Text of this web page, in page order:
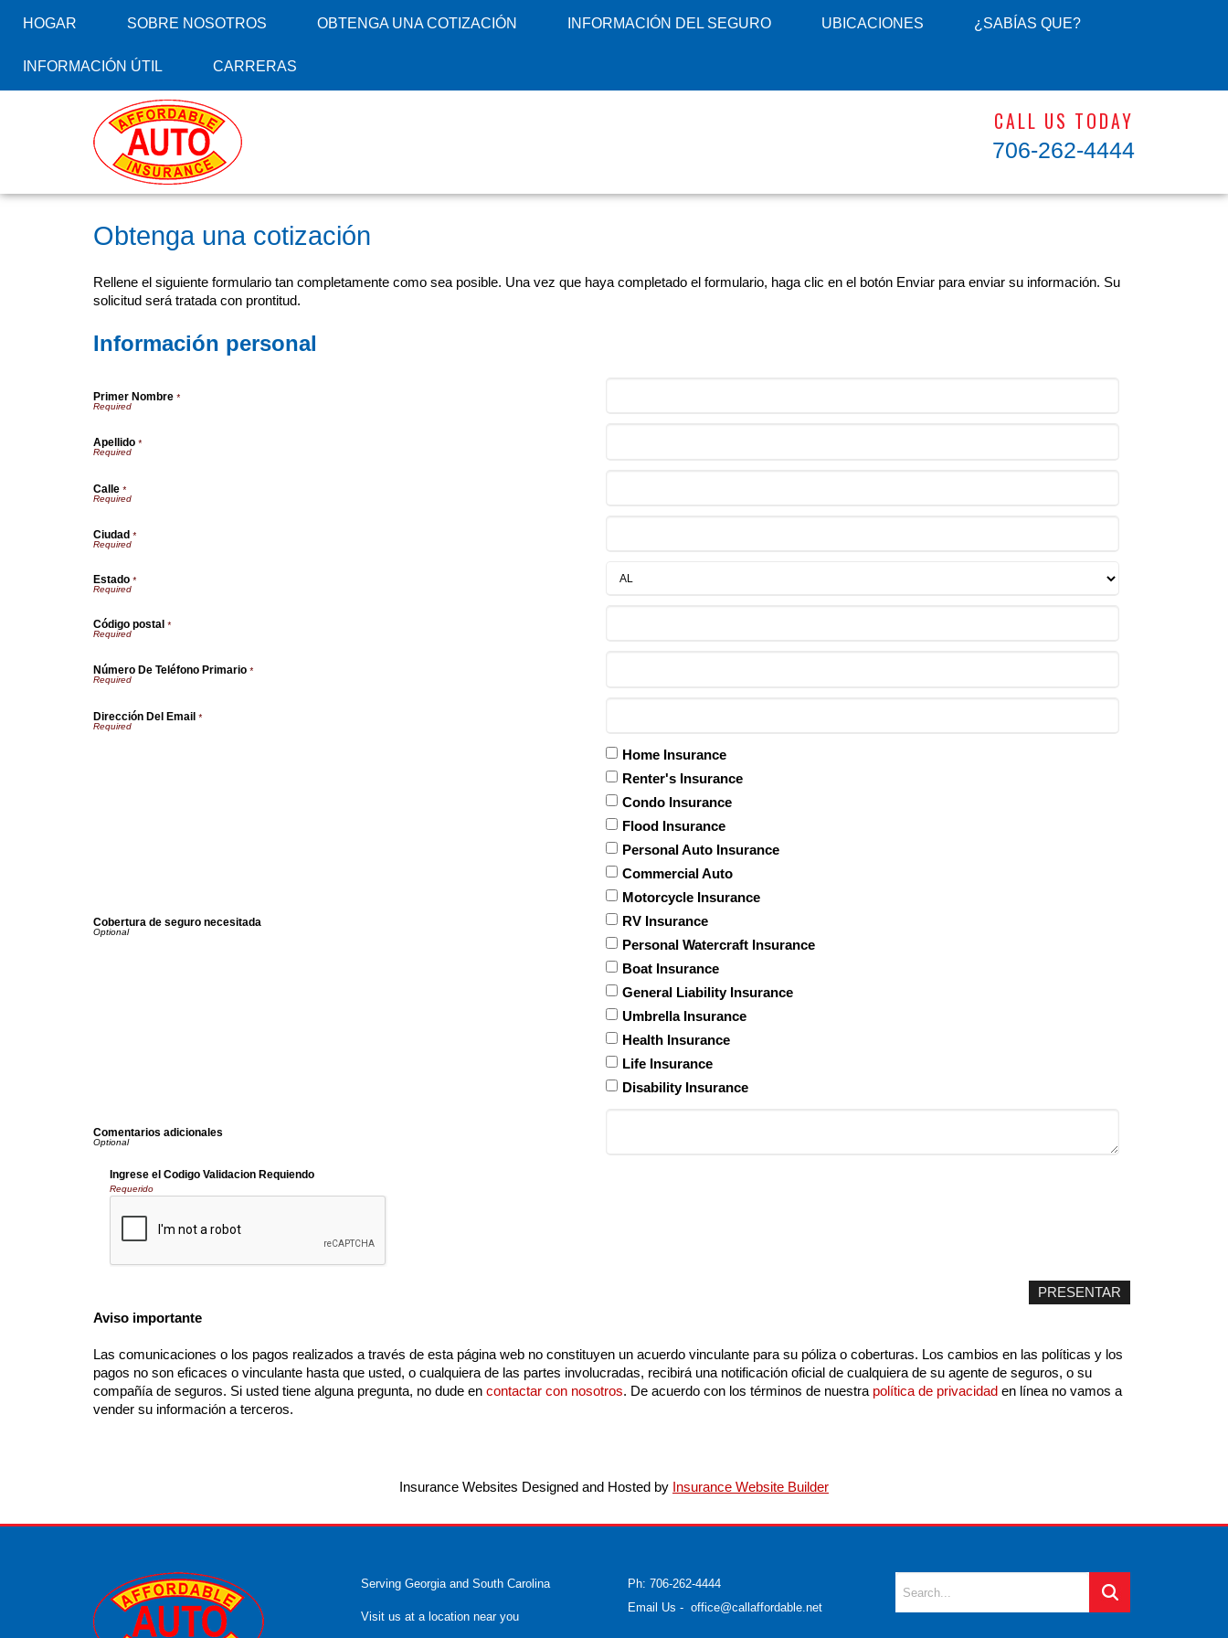
HOGAR SOBRE NOSOTROS OBTENGA UNA COTIZACIÓN INFORMACIÓN DEL SEGURO UBICACIONES ¿SABÍAS QUE?
INFORMACIÓN ÚTIL CARRERAS
CALL US TODAY
706-262-4444
Obtenga una cotización
Rellene el siguiente formulario tan completamente como sea posible. Una vez que haya completado el formulario, haga clic en el botón Enviar para enviar su información. Su
solicitud será tratada con prontitud.
Información personal
Primer Nombre *
Apellido *
Calle *
Ciudad *
Estado *
Código postal *
Número De Teléfono Primario *
Dirección Del Email *
Cobertura de seguro necesitada
Home Insurance
Renter's Insurance
Condo Insurance
Flood Insurance
Personal Auto Insurance
Commercial Auto
Motorcycle Insurance
RV Insurance
Personal Watercraft Insurance
Boat Insurance
General Liability Insurance
Umbrella Insurance
Health Insurance
Life Insurance
Disability Insurance
Comentarios adicionales
Ingrese el Codigo Validacion Requiendo
Requerido
Aviso importante
Las comunicaciones o los pagos realizados a través de esta página web no constituyen un acuerdo vinculante para su póliza o coberturas. Los cambios en las políticas y los
pagos no son eficaces o vinculante hasta que usted, o cualquiera de las partes involucradas, recibirá una notificación oficial de cualquiera de su agente de seguros, o su
compañía de seguros. Si usted tiene alguna pregunta, no dude en contactar con nosotros. De acuerdo con los términos de nuestra política de privacidad en línea no vamos a
vender su información a terceros.
Insurance Websites Designed and Hosted by Insurance Website Builder
Serving Georgia and South Carolina
Visit us at a location near you
Ph: 706-262-4444
Email Us - office@callaffordable.net